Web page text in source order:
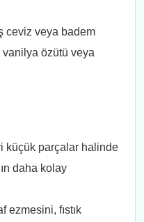
ceviz veya badem
vanilya özütü veya
küçük parçalar halinde
daha kolay
ezmesini, fıstık